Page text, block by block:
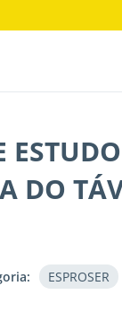
DO
ESPROSER